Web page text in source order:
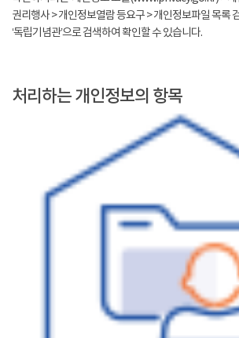
권리행사 > 개인정보열람 등요구 > 개인정보파일 목록
‘독립기념관’으로 검색하여 확인할 수 있습니다.
처리하는 개인정보의 항목